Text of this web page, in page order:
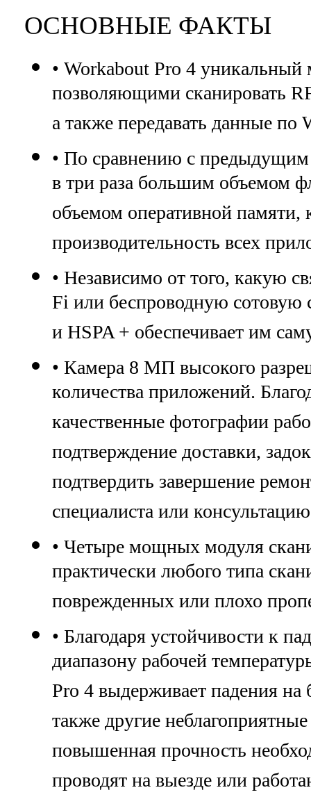
ОСНОВНЫЕ ФАКТЫ
• Workabout Pro 4
позволяющими сканировать
а также передавать данные по
• По сравнению с предыдущим
в три раза большим объемом
объемом оперативной
производительность всех
• Независимо от того, какую
Fi или беспроводную сотовую
и HSPA + обеспечивает им
• Камера 8 МП высокого
количества приложений.
качественные фотографии
подтверждение доставки,
подтвердить завершение
специалиста или
• Четыре мощных модуля
практически любого типа
поврежденных или плохо
• Благодаря устойчивости к
диапазону рабочей
Pro 4 выдерживает падения
также другие
повышенная прочность
проводят на выезде или